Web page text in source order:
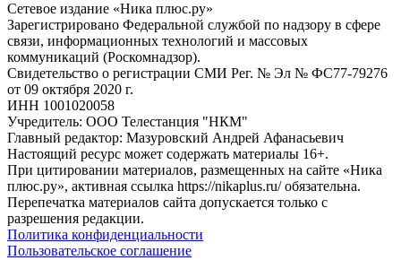
Сетевое издание «Ника плюс.ру»
Зарегистрировано Федеральной службой по надзору в сфере
связи, информационных технологий и массовых
коммуникаций (Роскомнадзор).
Свидетельство о регистрации СМИ Рег. № Эл № ФС77-79276
от 09 октября 2020 г.
ИНН 1001020058
Учредитель: ООО Телестанция "НКМ"
Главный редактор: Мазуровский Андрей Афанасьевич
Настоящий ресурс может содержать материалы 16+.
При цитировании материалов, размещенных на сайте «Ника
плюс.ру», активная ссылка https://nikaplus.ru/ обязательна.
Перепечатка материалов сайта допускается только с
разрешения редакции.
Политика конфиденциальности
Пользовательское соглашение